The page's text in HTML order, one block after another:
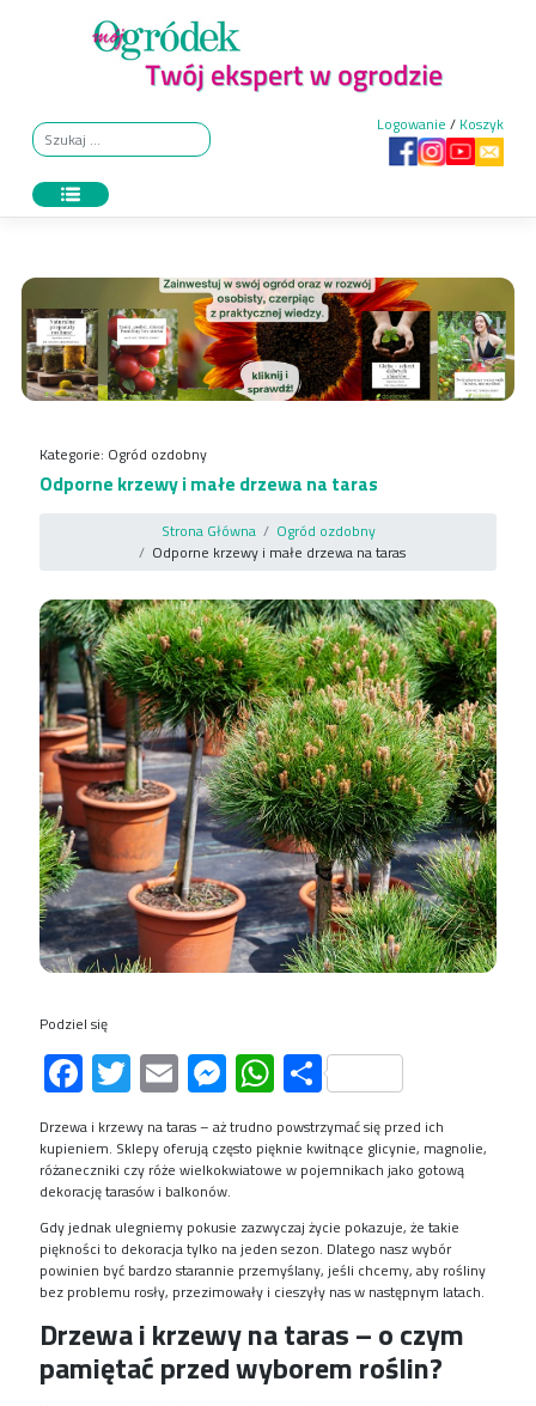
Logowanie / Koszyk
Kategorie: Ogród ozdobny
Odporne krzewy i małe drzewa na taras
Strona Główna
Ogród ozdobny
Odporne krzewy i małe drzewa na taras
Podziel się
Facebook
Twitter
EmailMessenger
WhatsApp
Share
Drzewa i krzewy na taras – aż trudno powstrzymać się przed ich
kupieniem. Sklepy oferują często pięknie kwitnące glicynie, magnolie,
różaneczniki czy róże wielkokwiatowe w pojemnikach jako gotową
dekorację tarasów i balkonów.
Gdy jednak ulegniemy pokusie zazwyczaj życie pokazuje, że takie
piękności to dekoracja tylko na jeden sezon. Dlatego nasz wybór
powinien być bardzo starannie przemyślany, jeśli chcemy, aby rośliny
bez problemu rosły, przezimowały i cieszyły nas w następnym latach.
Drzewa i krzewy na taras – o czym
pamiętać przed wyborem roślin?